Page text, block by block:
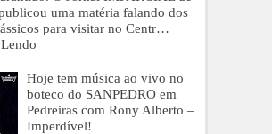
uma matéria falando dos
para visitar no Centr…
Hoje tem música ao vivo no
boteco do SANPEDRO em
Pedreiras com Rony Alberto –
Imperdível!